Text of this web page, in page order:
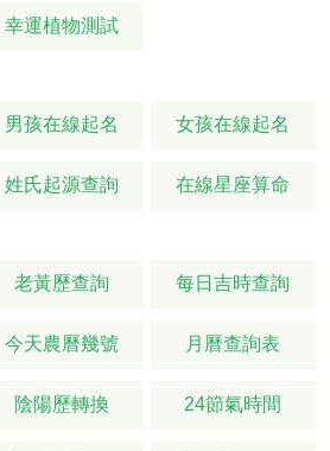
幸運植物測試
男孩在線起名 女孩在線起名
姓氏起源查詢 在線星座算命
老黃歷查詢 每日吉時查詢
今天農曆幾號 月曆查詢表
陰陽歷轉換 24節氣時間